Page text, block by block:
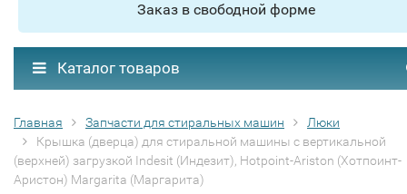
Заказ в свободной форме
Каталог товаров
Главная Запчасти для стиральных машин
Люки
Крышка (дверца) для стиральной машины с вертикальной
(верхней) загрузкой Indesit (Индезит), Hotpoint-Ariston (Хотпоинт-
Аристон) Margarita (Маргарита)